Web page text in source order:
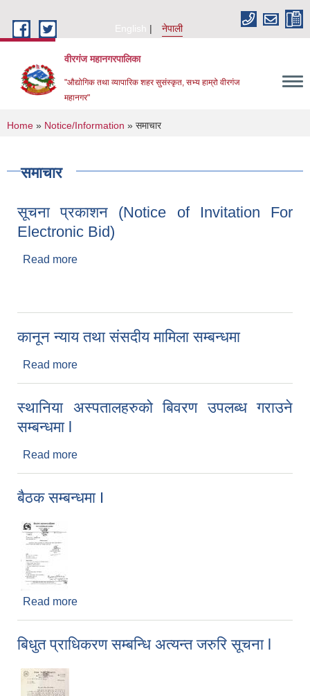
English
नेपाली
वीरगंज महानगरपालिका
"औद्योगिक तथा व्यापारिक शहर सुसंस्कृत, सभ्य हाम्रो वीरगंज
महानगर"
You are here
Home » Notice/Information » समाचार
समाचार
सूचना प्रकाशन (Notice of Invitation For
Electronic Bid)
Read more
कानून न्याय तथा संसदीय मामिला सम्बन्धमा
Read more
स्थानिया अस्पतालहरुको बिवरण उपलब्ध गराउने
सम्बन्धमा l
Read more
बैठक सम्बन्धमा I
Read more
बिधुत प्राधिकरण सम्बन्धि अत्यन्त जरुरि सूचना l